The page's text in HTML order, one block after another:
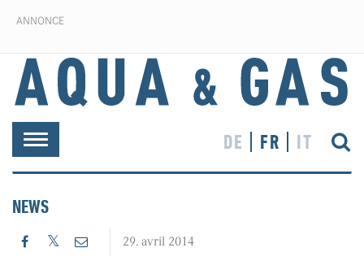
ANNONCE
Toggle
navigation
DE FR IT
NEWS
29. avril 2014